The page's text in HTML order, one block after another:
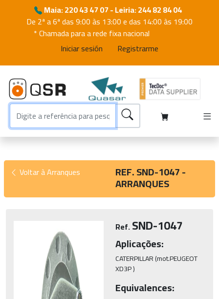
Maia: 220 43 47 07 - Leiria: 244 82 84 04
De 2ª a 6ª das 9:00 às 13:00 e das 14:00 às 19:00
* Chamada para a rede fixa nacional
Iniciar sesión
Registrarme
Voltar à Arranques REF. SND-1047 -
ARRANQUES
Ref.SND-1047
Aplicações:
CATERPILLAR (mot.PEUGEOT
Equivalences: